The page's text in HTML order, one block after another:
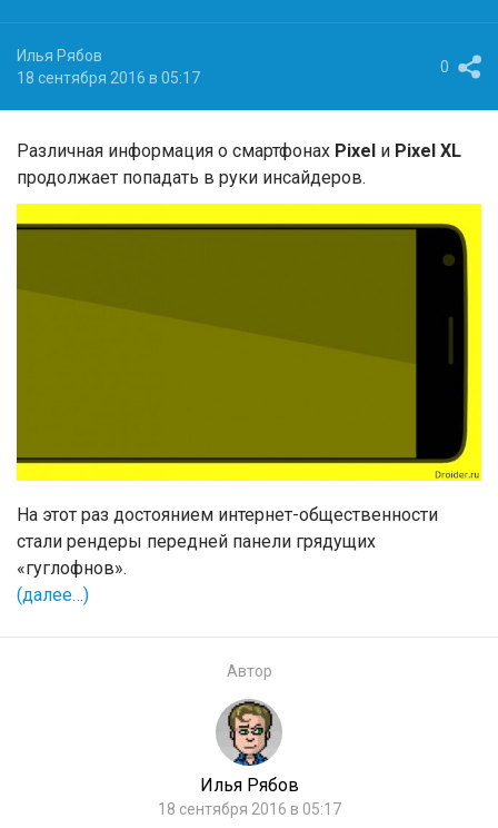
Илья Рябов
18 сентября 2016 в 05:17
0
Различная информация о смартфонах Pixel и Pixel XL
продолжает попадать в руки инсайдеров.
На этот раз достоянием интернет-общественности
стали рендеры передней панели грядущих
«гуглофнов».
(далее…)
Автор
Илья Рябов
18 сентября 2016 в 05:17